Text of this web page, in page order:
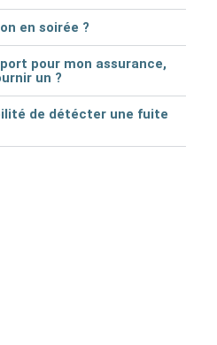
en soirée ?
pour mon assurance,
un ?
de détécter une fuite